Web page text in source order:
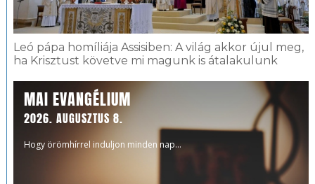
Leó pápa homíliája Assisiben: A világ akkor újul meg,
ha Krisztust követve mi magunk is átalakulunk
MAI EVANGÉLIUM
2026. AUGUSZTUS 8.
Hogy örömhírrel induljon minden nap...